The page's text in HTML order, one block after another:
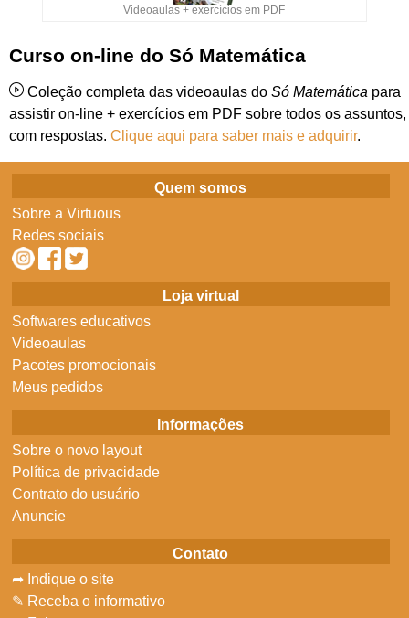
Videoaulas + exercícios em PDF
Curso on-line do Só Matemática
Coleção completa das videoaulas do Só Matemática para
assistir on-line + exercícios em PDF sobre todos os assuntos,
com respostas. Clique aqui para saber mais e adquirir.
Quem somos
Sobre a Virtuous
Redes sociais
Loja virtual
Softwares educativos
Videoaulas
Pacotes promocionais
Meus pedidos
Informações
Sobre o novo layout
Política de privacidade
Contrato do usuário
Anuncie
Contato
➦ Indique o site
✎ Receba o informativo